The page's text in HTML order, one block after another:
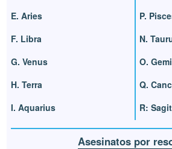
E. Aries
F. Libra
G. Venus
H. Terra
I. Aquarius
P.
N.
O.
Q.
R:
Asesinatos por